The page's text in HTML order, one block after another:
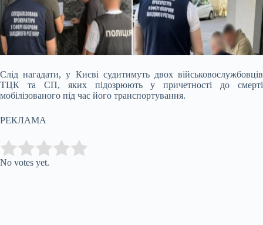
Слід нагадати, у Києві судитимуть двох військовослужбовців
ТЦК та СП, яких підозрюють у причетності до смерті
мобілізованого під час його транспортування.
РЕКЛАМА
Rate this item:
No votes yet.